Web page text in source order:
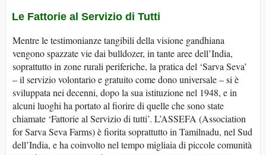
Le Fattorie al Servizio di Tutti
Mentre le testimonianze tangibili della visione gandhiana
vengono spazzate vie dai bulldozer, in tante aree dell’India,
soprattutto in zone rurali periferiche, la pratica del ‘Sarva Seva’
– il servizio volontario e gratuito come dono universale – si è
sviluppata nei decenni, dopo la sua istituzione nel 1948, e in
alcuni luoghi ha portato al fiorire di quelle che sono state
chiamate ‘Fattorie al Servizio di tutti’. L’ASSEFA (Association
for Sarva Seva Farms) è fiorita soprattutto in Tamilnadu, nel Sud
dell’India, e ha coinvolto nel tempo migliaia di piccole comunità